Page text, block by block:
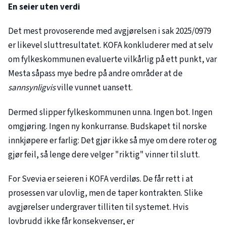
En seier uten verdi
Det mest provoserende med avgjørelsen i sak2025/0979
er likevel sluttresultatet. KOFA konkluderer med at selv
om fylkeskommunen evaluerte vilkårlig på ett punkt, var
Mesta såpass mye bedre på andre områder at de
sannsynligvisville vunnet uansett.
Dermed slipper fylkeskommunen unna. Ingen bot. Ingen
omgjøring. Ingen ny konkurranse. Budskapet til norske
innkjøpere er farlig: Det gjør ikke så mye om dere roter og
gjør feil, så lenge dere velger "riktig" vinner til slutt.
For Svevia er seieren i KOFA verdiløs. De får rett i at
prosessen var ulovlig, men de taper kontrakten. Slike
avgjørelser undergraver tilliten til systemet. Hvis
lovbrudd ikke får konsekvenser, er